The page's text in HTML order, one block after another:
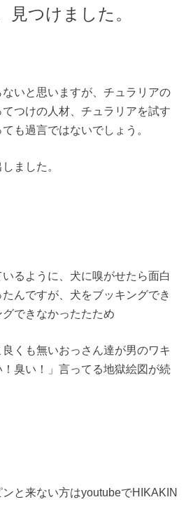
見つけました。
いと思いますが、チュラリアの
つけの人材、チュラリアを試す
も過言ではないでしょう。
ました。
るように、犬に嗅がせたら面白
んですが、犬をブッキングでき
できなかったたため
くも無いおっさん達が男のワキ
臭い！」言ってる地獄絵図が続
と来ない方はyoutubeでHIKAKIN